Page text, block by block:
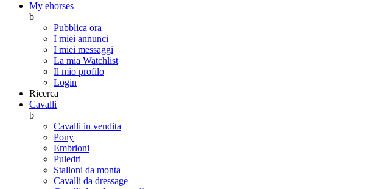
My ehorses
b
Pubblica ora
I miei annunci
I miei messaggi
La mia Watchlist
Il mio profilo
Login
Ricerca
Cavalli
b
Cavalli in vendita
Pony
Embrioni
Puledri
Stalloni da monta
Cavalli da dressage